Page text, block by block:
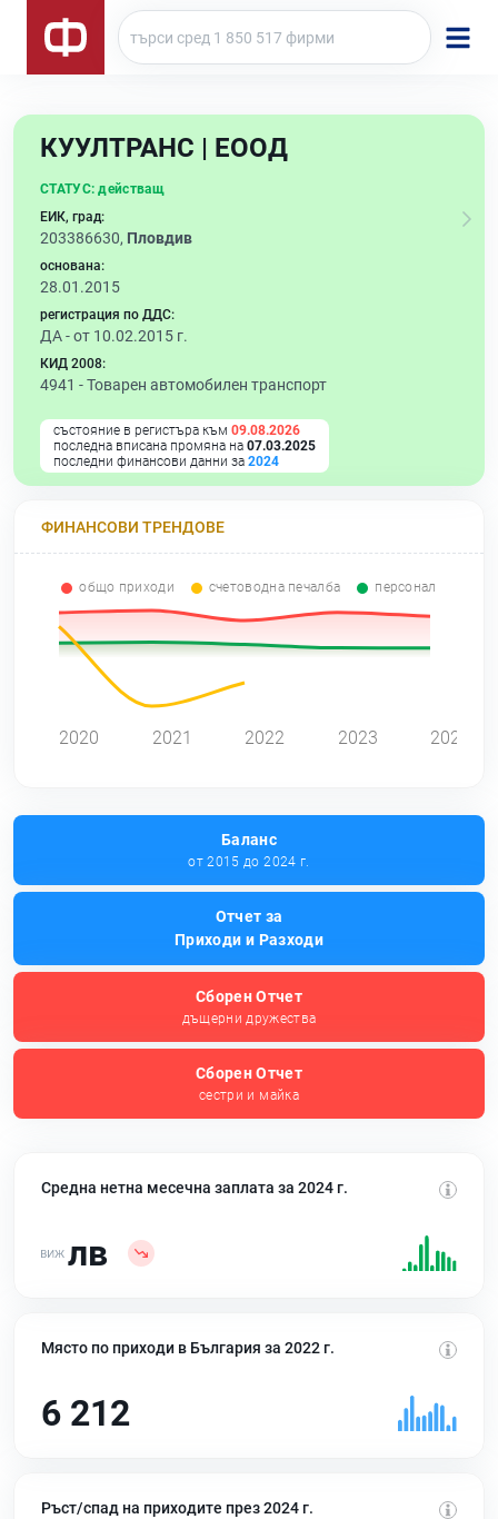
КУУЛТРАНС | ЕООД
СТАТУС: действащ
ЕИК, град:
203386630, Пловдив
основана:
28.01.2015
регистрация по ДДС:
ДА - от 10.02.2015 г.
КИД 2008:
4941 -Товарен автомобилен транспорт
състояние в регистъра към 09.08.2026
последна вписана промяна на 07.03.2025
последни финансови данни за 2024
ФИНАНСОВИ ТРЕНДОВЕ
общо приходи счетоводна печалба персонал
2020 2021 2022 2023 2024
Баланс
от 2015 до 2024 г.
Отчет за
Приходи и Разходи
Сборен Отчет
дъщерни дружества
Сборен Отчет
сестри и майка
Средна нетна месечна заплата за 2024 г.
лв
Място по приходи в България за 2022 г.
6 212
Ръст/спад на приходите през 2024 г.